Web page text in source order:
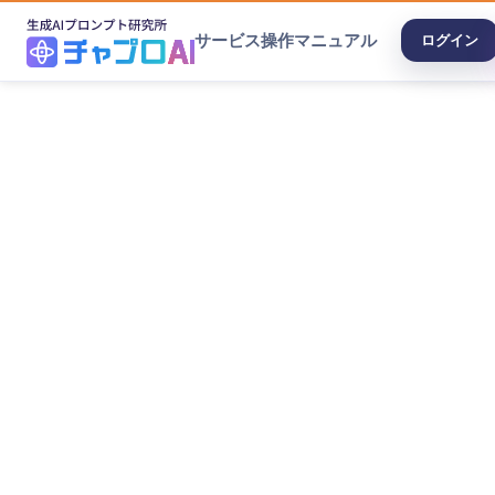
サービス操作マニュアル ログイン